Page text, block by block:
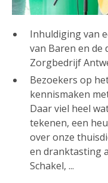
Inhuldiging van
van Baren en de
Zorgbedrijf
Bezoekers op
kennismaken
Daar viel heel
tekenen, een
over onze
en dranktasting
Schakel, ...